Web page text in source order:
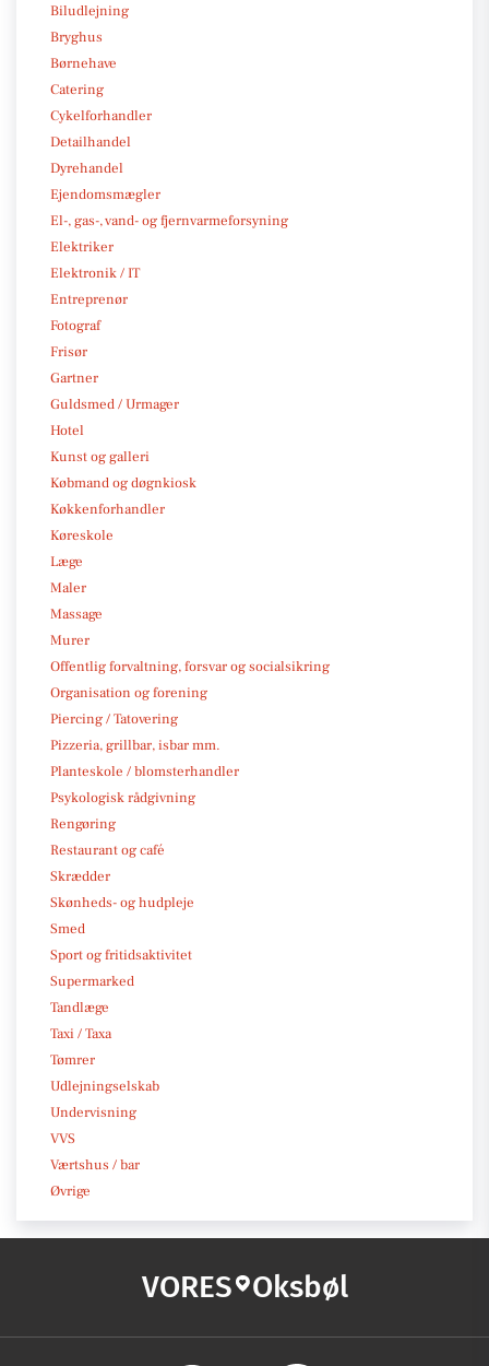
Biludlejning
Bryghus
Børnehave
Catering
Cykelforhandler
Detailhandel
Dyrehandel
Ejendomsmægler
El-, gas-, vand- og fjernvarmeforsyning
Elektriker
Elektronik / IT
Entreprenør
Fotograf
Frisør
Gartner
Guldsmed / Urmager
Hotel
Kunst og galleri
Købmand og døgnkiosk
Køkkenforhandler
Køreskole
Læge
Maler
Massage
Murer
Offentlig forvaltning, forsvar og socialsikring
Organisation og forening
Piercing / Tatovering
Pizzeria, grillbar, isbar mm.
Planteskole / blomsterhandler
Psykologisk rådgivning
Rengøring
Restaurant og café
Skrædder
Skønheds- og hudpleje
Smed
Sport og fritidsaktivitet
Supermarked
Tandlæge
Taxi / Taxa
Tømrer
Udlejningselskab
Undervisning
VVS
Værtshus / bar
Øvrige
VORES Oksbøl